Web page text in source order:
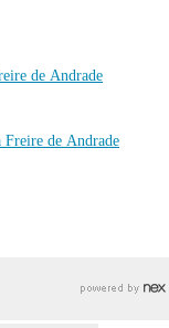
de Andrade
Freire de Andrade